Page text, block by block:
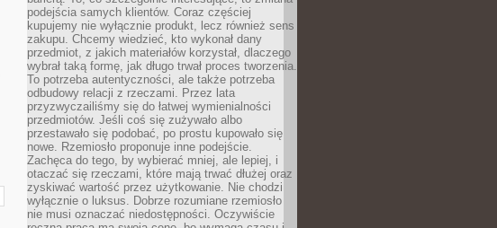
podejścia samych klientów. Coraz częściej
kupujemy nie wyłącznie produkt, lecz również sens
zakupu. Chcemy wiedzieć, kto wykonał dany
przedmiot, z jakich materiałów korzystał, dlaczego
wybrał taką formę, jak długo trwał proces tworzenia.
To potrzeba autentyczności, ale także potrzeba
odbudowy relacji z rzeczami. Przez lata
przyzwyczailiśmy się do łatwej wymienialności
przedmiotów. Jeśli coś się zużywało albo
przestawało się podobać, po prostu kupowało się
nowe. Rzemiosło proponuje inne podejście.
Zachęca do tego, by wybierać mniej, ale lepiej, i
otaczać się rzeczami, które mają trwać dłużej oraz
zyskiwać wartość przez użytkowanie. Nie chodzi
wyłącznie o luksus. Dobrze rozumiane rzemiosło
nie musi oznaczać niedostępności. Oczywiście